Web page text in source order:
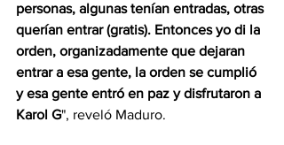
personas, algunas tenían entradas, otras
querían entrar (gratis). Entonces yo di la
orden, organizadamente que dejaran
entrar a esa gente, la orden se cumplió
y esa gente entró en paz y disfrutaron a
Karol G", reveló Maduro.